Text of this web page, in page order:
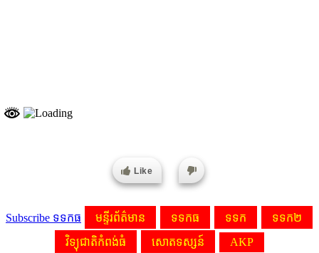
Like
Subscribe ទទកធ មន្ទីរព័ត៌មាន ទទកធ ទទក
ទទក២
វិទ្យុជាតិកំពង់ធំ
សោតទស្សន៍ AKP